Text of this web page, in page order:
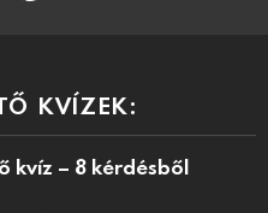
KVÍZEK:
kvíz – 8 kérdésből